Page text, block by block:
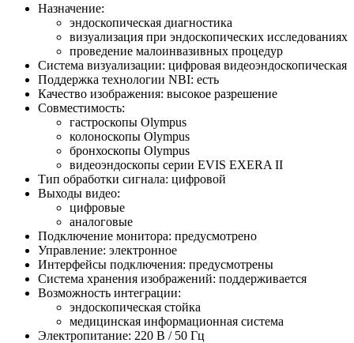
Назначение:
эндоскопическая диагностика
визуализация при эндоскопических исследованиях
проведение малоинвазивных процедур
Система визуализации: цифровая видеоэндоскопическая
Поддержка технологии NBI: есть
Качество изображения: высокое разрешение
Совместимость:
гастроскопы Olympus
колоноскопы Olympus
бронхоскопы Olympus
видеоэндоскопы серии EVIS EXERA II
Тип обработки сигнала: цифровой
Выходы видео:
цифровые
аналоговые
Подключение монитора: предусмотрено
Управление: электронное
Интерфейсы подключения: предусмотрены
Система хранения изображений: поддерживается
Возможность интеграции:
эндоскопическая стойка
медицинская информационная система
Электропитание: 220 В / 50 Гц